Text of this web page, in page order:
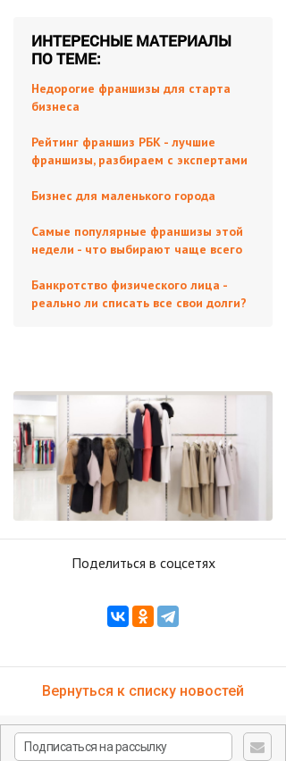
ИНТЕРЕСНЫЕ МАТЕРИАЛЫ
ПО ТЕМЕ:
Недорогие франшизы для старта
бизнеса
Рейтинг франшиз РБК - лучшие
франшизы, разбираем с экспертами
Бизнес для маленького города
Самые популярные франшизы этой
недели - что выбирают чаще всего
Банкротство физического лица -
реально ли списать все свои долги?
Поделиться в соцсетях
Вернуться к списку новостей